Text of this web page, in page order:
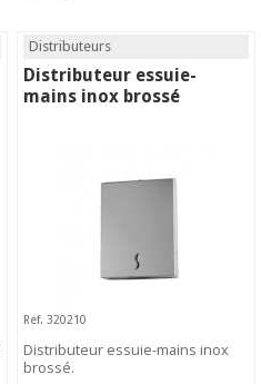
Distributeurs
Distributeur essuie-
mains inox brossé
Ref. 320210
Distributeur essuie-mains inox
brossé.